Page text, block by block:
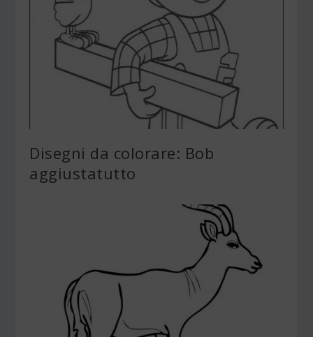
Disegni da colorare: Bob
aggiustatutto